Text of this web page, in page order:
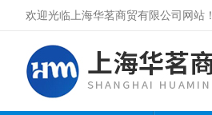
欢迎光临上海华茗商贸有限公司网站！